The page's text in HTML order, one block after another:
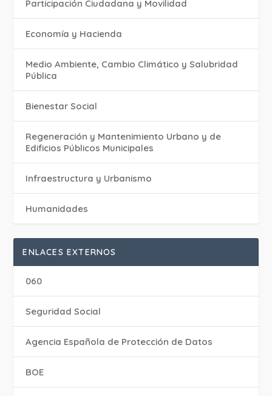
Participación Ciudadana y Movilidad
Economía y Hacienda
Medio Ambiente, Cambio Climático y Salubridad
Pública
Bienestar Social
Regeneración y Mantenimiento Urbano y de
Edificios Públicos Municipales
Infraestructura y Urbanismo
Humanidades
ENLACES EXTERNOS
060
Seguridad Social
Agencia Española de Protección de Datos
BOE